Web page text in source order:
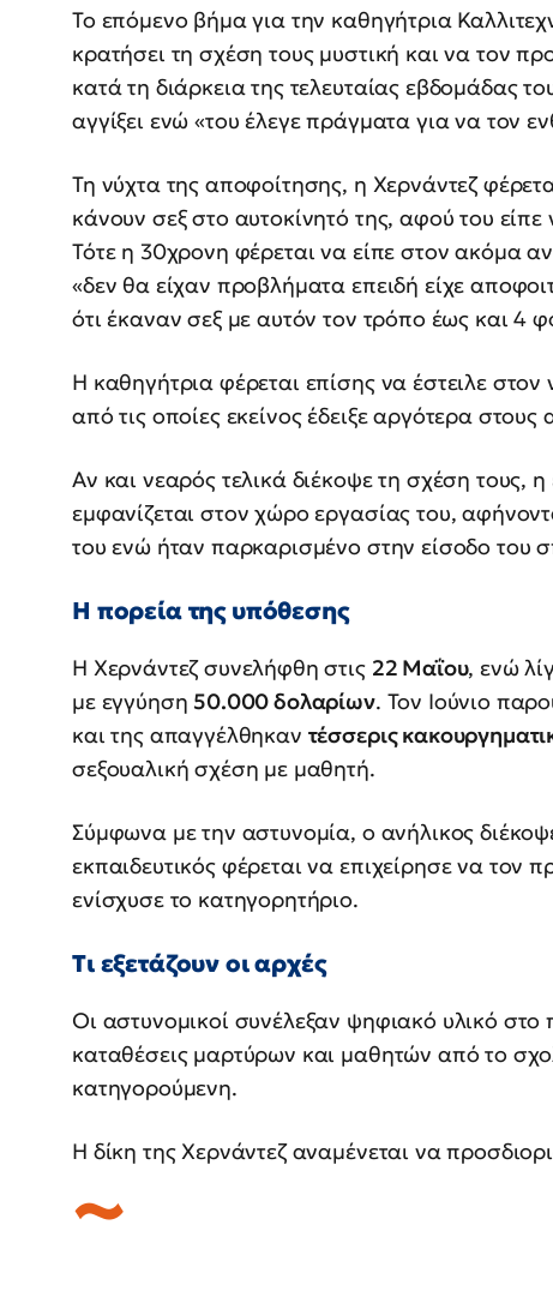
Το επόμενο βήμα για την καθηγήτρια
κρατήσει τη σχέση τους μυστική και να τον
κατά τη διάρκεια της τελευταίας εβδομάδας
αγγίξει ενώ «του έλεγε πράγματα για να τον
Τη νύχτα της αποφοίτησης, η Χερνάντεζ
κάνουν σεξ στο αυτοκίνητό της, αφού του
Τότε η 30χρονη φέρεται να είπε στον ακόμα
«δεν θα είχαν προβλήματα επειδή είχε
ότι έκαναν σεξ με αυτόν τον τρόπο έως και 4
Η καθηγήτρια φέρεται επίσης να έστειλε
από τις οποίες εκείνος έδειξε αργότερα στους
Αν και νεαρός τελικά διέκοψε τη σχέση τους,
εμφανίζεται στον χώρο εργασίας του,
του ενώ ήταν παρκαρισμένο στην είσοδο του
Η πορεία της υπόθεσης
Η Χερνάντεζ συνελήφθη στις 22 Μαΐου, ενώ
με εγγύηση 50.000 δολαρίων. Τον Ιούνιο
και της απαγγέλθηκαν τέσσερις
σεξουαλική σχέση με μαθητή.
Σύμφωνα με την αστυνομία, ο ανήλικος
εκπαιδευτικός φέρεται να επιχείρησε να τον
ενίσχυσε το κατηγορητήριο.
Τι εξετάζουν οι αρχές
Οι αστυνομικοί συνέλεξαν ψηφιακό υλικό στο
καταθέσεις μαρτύρων και μαθητών από το
κατηγορούμενη.
Η δίκη της Χερνάντεζ αναμένεται να